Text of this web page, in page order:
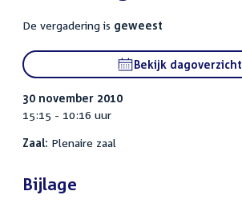
De vergadering is geweest
Bekijk dagoverzicht
30 november 2010
15:15 - 10:16 uur
Zaal: Plenaire zaal
Bijlage